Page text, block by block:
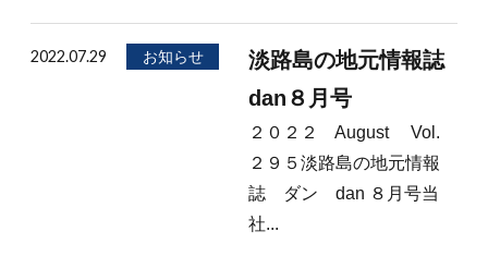
2022.07.29 お知らせ
淡路島の地元情報誌
dan８月号
２０２２ August Vol.
２９５淡路島の地元情報
誌 ダン dan ８月号当
社...